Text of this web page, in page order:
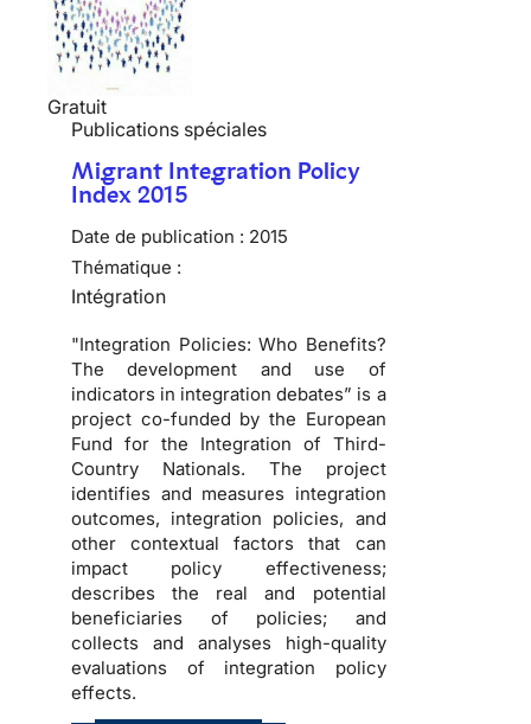
Gratuit
Publications spéciales
Migrant Integration Policy
Index 2015
Date de publication : 2015
Thématique :
Intégration
"Integration Policies: Who Benefits?
The development and use of
indicators in integration debates” is a
project co-funded by the European
Fund for the Integration of Third-
Country Nationals. The project
identifies and measures integration
outcomes, integration policies, and
other contextual factors that can
impact policy effectiveness;
describes the real and potential
beneficiaries of policies; and
collects and analyses high-quality
evaluations of integration policy
effects.